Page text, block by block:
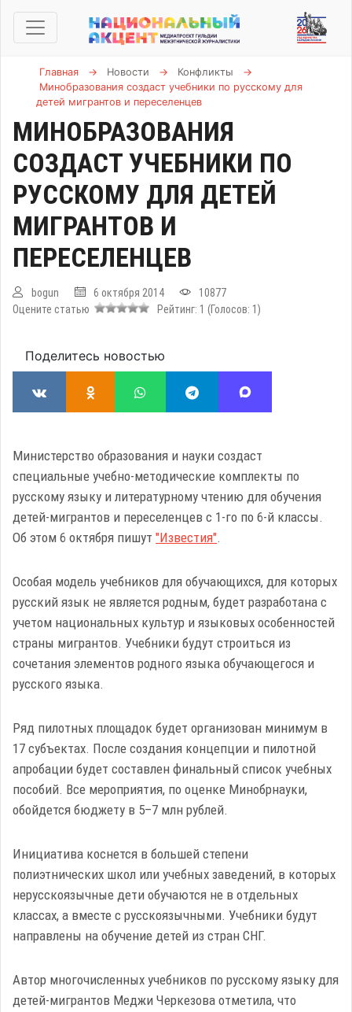
Главная → Новости → Конфликты
→
Минобразования создаст учебники по русскому для
детей мигрантов и переселенцев
МИНОБРАЗОВАНИЯ
СОЗДАСТ УЧЕБНИКИ ПО
РУССКОМУ ДЛЯ ДЕТЕЙ
МИГРАНТОВ И
ПЕРЕСЕЛЕНЦЕВ
bogun 6 октября 2014
10877
Оцените статью
Рейтинг: 1 (Голосов: 1 )
Поделитесь новостью
Министерство образования и науки создаст
специальные учебно-методические комплекты по
русскому языку и литературному чтению для обучения
детей-мигрантов и переселенцев с 1-го по 6-й классы.
Об этом 6 октября пишут "Известия".
Особая модель учебников для обучающихся, для которых
русский язык не является родным, будет разработана с
учетом национальных культур и языковых особенностей
страны мигрантов. Учебники будут строиться из
сочетания элементов родного языка обучающегося и
русского языка.
Ряд пилотных площадок будет организован минимум в
17 субъектах. После создания концепции и пилотной
апробации будет составлен финальный список учебных
пособий. Все мероприятия, по оценке Минобрнауки,
обойдется бюджету в 5–7 млн рублей.
Инициатива коснется в большей степени
полиэтнических школ или учебных заведений, в которых
нерусскоязычные дети обучаются не в отдельных
классах, а вместе с русскоязычными. Учебники будут
направлены на обучение детей из стран СНГ.
Автор многочисленных учебников по русскому языку для
детей-мигрантов Меджи Черкезова отметила, что